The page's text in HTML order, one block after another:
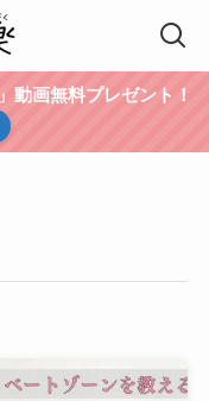
動画無料プレゼント！